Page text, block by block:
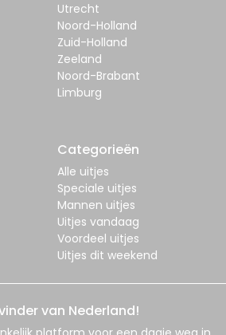
Utrecht
Noord-Holland
Zuid-Holland
Zeeland
Noord-Brabant
Limburg
Categorieën
Alle uitjes
Speciale uitjes
Mannen uitjes
Uitjes vandaag
Voordeel uitjes
Uitjes dit weekend
van Nederland!